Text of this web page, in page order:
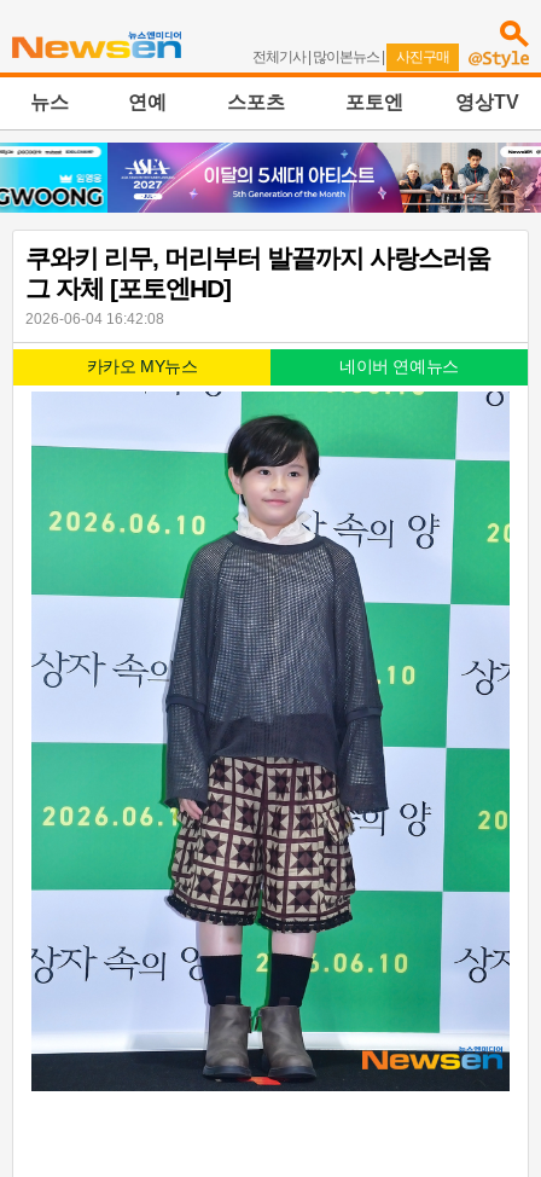
전체기사| 많이본뉴스 | 사진구매
뉴스 연예 스포츠 포토엔 영상TV
쿠와키 리무, 머리부터 발끝까지 사랑스러움
그 자체 [포토엔HD]
2026-06-04 16:42:08
카카오 MY뉴스 네이버 연예뉴스